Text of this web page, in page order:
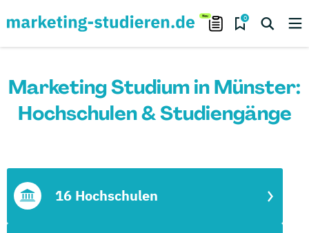
0
Marketing Studium in Münster:
Hochschulen & Studiengänge
16 Hochschulen